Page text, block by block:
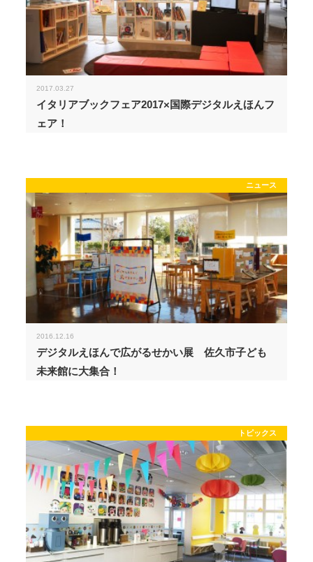
2017.03.27
イタリアブックフェア2017×国際デジタルえほんフ
ェア！
ニュース
2016.12.16
デジタルえほんで広がるせかい展 佐久市子ども
未来館に大集合！
トピックス